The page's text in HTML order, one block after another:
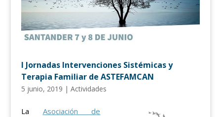
I Jornadas Intervenciones Sistémicas y
Terapia Familiar de ASTEFAMCAN
5 junio, 2019 | Actividades
La Asociación de